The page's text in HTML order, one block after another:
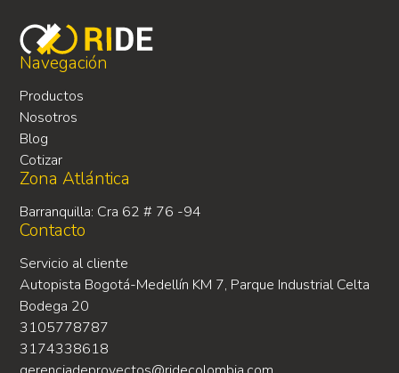
Navegación
Productos
Nosotros
Blog
Cotizar
Zona Atlántica
Barranquilla: Cra 62 # 76 -94
Contacto
Servicio al cliente
Autopista Bogotá-Medellín KM 7, Parque Industrial Celta
Bodega 20
3105778787
3174338618